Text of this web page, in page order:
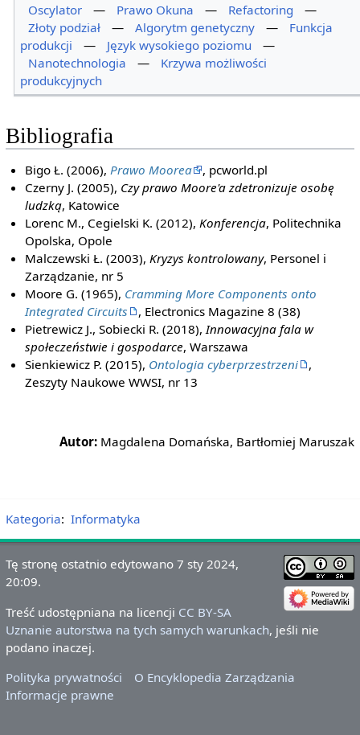
Oscylator
— Prawo Okuna — Refactoring
—
Złoty podział
— Algorytm genetyczny —
Funkcja
produkcji
— Język wysokiego poziomu
—
Nanotechnologia
—
Krzywa możliwości
produkcyjnych
Bibliografia
Bigo Ł. (2006), Prawo Moorea
, pcworld.pl
Czerny J. (2005), Czy prawo Moore'a zdetronizuje osobę
ludzką, Katowice
Lorenc M., Cegielski K. (2012), Konferencja, Politechnika
Opolska, Opole
Malczewski Ł. (2003), Kryzys kontrolowany, Personel i
Zarządzanie, nr 5
Moore G. (1965), Cramming More Components onto
Integrated Circuits
, Electronics Magazine 8 (38)
Pietrewicz J., Sobiecki R. (2018), Innowacyjna fala w
społeczeństwie i gospodarce, Warszawa
Sienkiewicz P. (2015), Ontologia cyberprzestrzeni
,
Zeszyty Naukowe WWSI, nr 13
Autor: Magdalena Domańska, Bartłomiej Maruszak
Kategoria: Informatyka
Tę stronę ostatnio edytowano 7 sty 2024,
20:09.
Treść udostępniana na licencji CC BY-SA
Uznanie autorstwa na tych samych warunkach, jeśli nie
podano inaczej.
Polityka prywatności
O Encyklopedia Zarządzania
Informacje prawne